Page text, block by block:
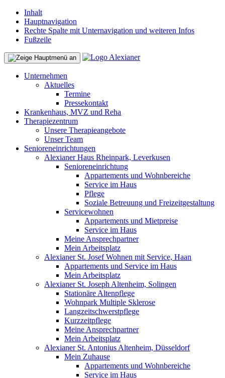
Inhalt
Hauptnavigation
Rechte Spalte mit Unternavigation und weiteren Infos
Fußzeile
Unternehmen
Aktuelles
Termine
Pressekontakt
Krankenhaus, MVZ und Reha
Therapiezentrum
Unsere Therapieangebote
Unser Team
Senioreneinrichtungen
Alexianer Haus Rheinpark, Leverkusen
Senioreneinrichtung
Appartements und Wohnbereiche
Service im Haus
Pflege
Soziale Betreuung und Freizeitgestaltung
Servicewohnen
Appartements und Mietpreise
Service im Haus
Meine Ansprechpartner
Mein Arbeitsplatz
Alexianer St. Josef Wohnen mit Service, Haan
Appartements und Service im Haus
Mein Arbeitsplatz
Alexianer St. Joseph Altenheim, Solingen
Stationäre Altenpflege
Wohnpark Multiple Sklerose
Langzeitschwerstpflege
Kurzzeitpflege
Meine Ansprechpartner
Mein Arbeitsplatz
Alexianer St. Antonius Altenheim, Düsseldorf
Mein Zuhause
Appartements und Wohnbereiche
Service im Haus